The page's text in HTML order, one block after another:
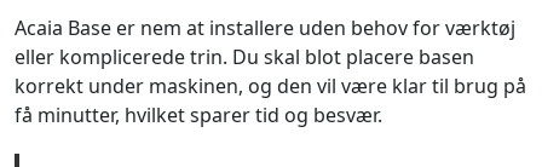
Acaia Base er nem at installere uden behov for værktøj
eller komplicerede trin. Du skal blot placere basen
korrekt under maskinen, og den vil være klar til brug på
få minutter, hvilket sparer tid og besvær.